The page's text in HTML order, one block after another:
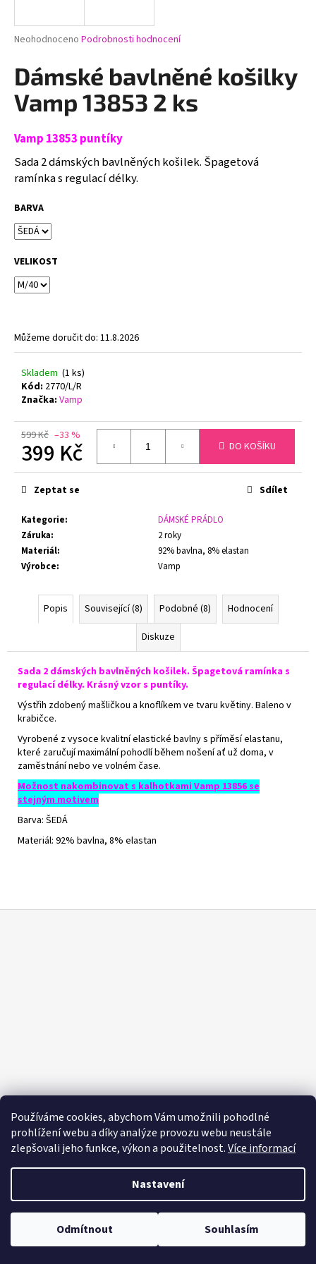
Používáme cookies, abychom Vám umožnili pohodlné
prohlížení webu a díky analýze provozu webu neustále
zlepšovali jeho funkce, výkon a použitelnost.Více informací
Nastavení
Odmítnout Souhlasím
Průměrné
produktu
je
0,0
z
hvězdiček.
Neohodnoceno Podrobnosti hodnocení
Dámské bavlněné košilky
Vamp 13853 2 ks
Vamp 13853 puntíky
Sada 2 dámských bavlněných košilek. Špagetová
ramínka s regulací délky.
BARVA
VELIKOST
Můžeme doručit do: 11.8.2026
Skladem (1 ks)
Kód: 2770/L/R
Značka: Vamp
599 Kč –33 %
399 Kč
Měrná
cena:
DO KOŠÍKU
Kategorie:
DÁMSKÉ PRÁDLO
Záruka:
2 roky
Materiál:
92% bavlna, 8% elastan
Výrobce: Vamp
Zeptat se Sdílet
Popis Související (8) Podobné (8)
Hodnocení
Diskuze
Sada 2 dámských bavlněných košilek. Špagetová ramínka s
regulací délky. Krásný vzor s puntíky.
Výstřih zdobený mašličkou a knoflíkem ve tvaru květiny. Baleno v
krabičce.
Vyrobené z vysoce kvalitní elastické bavlny s příměsí elastanu,
které zaručují maximální pohodlí během nošení ať už doma, v
zaměstnání nebo ve volném čase.
Možnost nakombinovat s kalhotkami Vamp 13856 se
stejným motivem
Barva: ŠEDÁ
Materiál: 92% bavlna, 8% elastan
j
t
?
HLEDAT
D
o
p
r
u
j
m
ZMENŠOVACÍ
PODPRSENKA
MINIMIZER
NATURANA
5063
Kč
Původně:
799
Kč
Copyright 2026Editapradlo.cz. Všechna práva vyhrazena.Upravit